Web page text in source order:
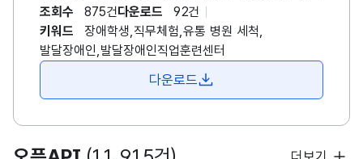
수행해야하는지 설명을 듣고, 직접 참여하는 모습이
담겨있습니다. *발달장애인훈련센터란? -
발달장애인의 특성에 따라 설계된 체계적인
직업훈련으로 취업을 지원하고, 직업 흥미와 적성을
발견할 수 있도록 현장감 있는 직업체험 제공 -
등을 실시하여 체계적인 직업훈련을 통한 성공적인
취업지원
조회수
875건다운로드
92건
키워드
장애학생,직무체험,유통 병원 세척,
발달장애인,발달장애인직업훈련센터
다운로드